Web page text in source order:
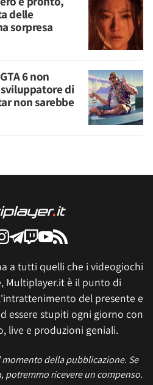
delle
sorpresa
6 non
di
non sarebbe
a tutti quelli che i videogiochi
Multiplayer.it è il punto di
del presente e
essere stupiti ogni giorno con
live e produzioni geniali.
della pubblicazione. Se
potremmo ricevere un compenso.